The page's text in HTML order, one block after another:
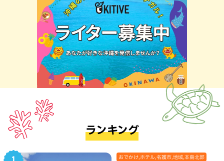
ランキング
おでかけ,ホテル,名護市,地域,本島北部